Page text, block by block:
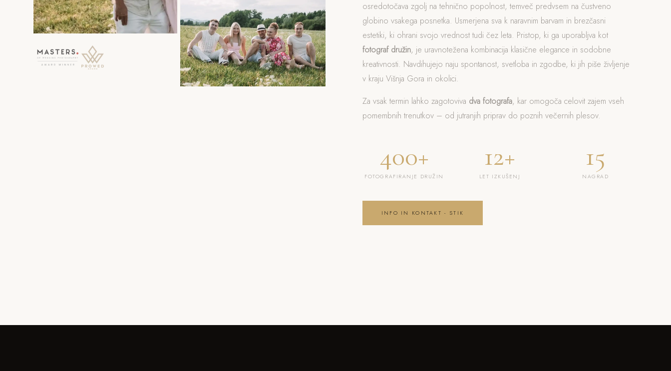
osredotočava zgolj na tehnično popolnost, temveč predvsem na čustveno
globino vsakega posnetka. Usmerjena sva k naravnim barvam in brezčasni
estetiki, ki ohrani svojo vrednost tudi čez leta. Pristop, ki ga uporabljva kot
fotograf družin, je uravnotežena kombinacija klasične elegance in sodobne
kreativnosti. Navdihujejo naju spontanost, svetloba in zgodbe, ki jih piše življenje
v kraju Višnja Gora in okolici.
Za vsak termin lahko zagotoviva dva fotografa, kar omogoča celovit zajem vseh
pomembnih trenutkov – od jutranjih priprav do poznih večernih plesov.
400+
FOTOGRAFIRANJE DRUŽIN
12+
LET IZKUŠENJ
15
NAGRAD
INFO IN KONTAKT - STIK